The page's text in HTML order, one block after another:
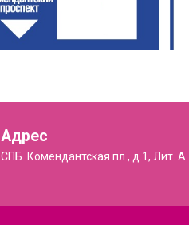
Адрес
СПБ. Комендантская пл., д.1, Лит. А